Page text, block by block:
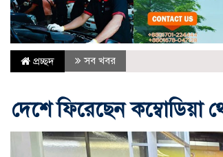
প্রচ্ছদ সব খবর
দেশে ফিরেছেন কম্বোডিয়া